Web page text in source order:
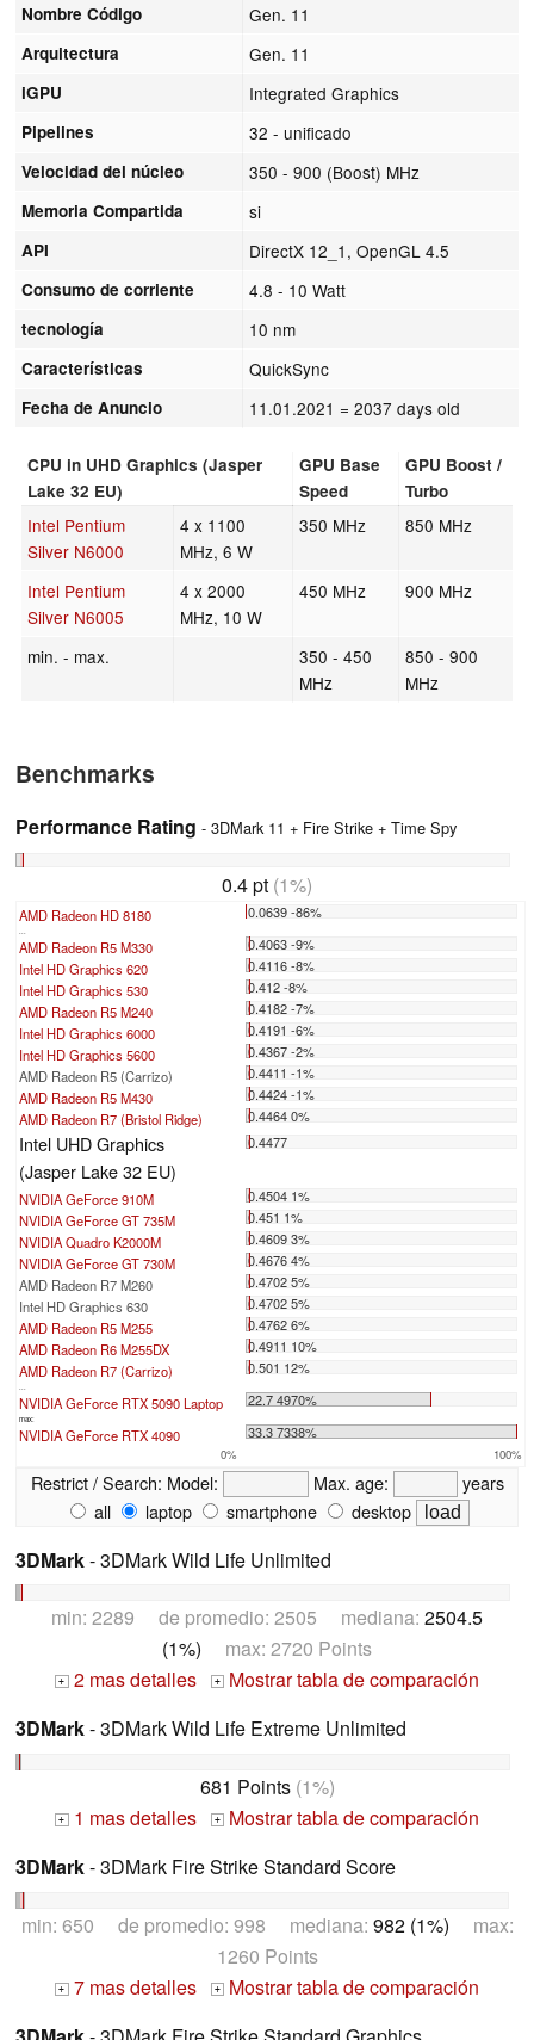
Nombre Código Gen. 11
Arquitectura Gen. 11
iGPU Integrated Graphics
Pipelines 32 - unificado
Velocidad del núcleo 350 - 900 (Boost) MHz
Memoria Compartida si
API DirectX 12_1, OpenGL 4.5
Consumo de corriente 4.8 - 10 Watt
tecnología 10 nm
Características QuickSync
Fecha de Anuncio 11.01.2021 = 2037 days old
CPU in UHD Graphics (Jasper
Lake 32 EU)
GPU Base
Speed
GPU Boost /
Turbo
Intel Pentium
Silver N6000
4 x 1100
MHz, 6 W
350 MHz 850 MHz
Intel Pentium
Silver N6005
4 x 2000
MHz, 10 W
450 MHz 900 MHz
min. - max.
350 - 450
MHz
850 - 900
MHz
Benchmarks
Performance Rating - 3DMark 11 + Fire Strike + Time Spy
0.4 pt (1%)
AMD Radeon HD 8180 0.0639 -86%
AMD Radeon R5 M330
0.4063 -9%
Intel HD Graphics 620
0.4116 -8%
Intel HD Graphics 530
0.412 -8%
AMD Radeon R5 M240
0.4182 -7%
Intel HD Graphics 6000
0.4191 -6%
Intel HD Graphics 5600
0.4367 -2%
AMD Radeon R5 (Carrizo)
0.4411 -1%
AMD Radeon R5 M430
0.4424 -1%
AMD Radeon R7 (Bristol Ridge)
0.4464 0%
Intel UHD Graphics
(Jasper Lake 32 EU)
0.4477
NVIDIA GeForce 910M
0.4504 1%
NVIDIA GeForce GT 735M
0.451 1%
NVIDIA Quadro K2000M
0.4609 3%
NVIDIA GeForce GT 730M
0.4676 4%
AMD Radeon R7 M260
0.4702 5%
Intel HD Graphics 630
0.4702 5%
AMD Radeon R5 M255
0.4762 6%
AMD Radeon R6 M255DX
0.4911 10%
AMD Radeon R7 (Carrizo)
0.501 12%
NVIDIA GeForce RTX 5090 Laptop 22.7 4970%
max:
NVIDIA GeForce RTX 4090 33.3 7338%
0% 100%
Restrict / Search: Model: Max. age:
years
all
laptop smartphone desktop
3DMark- 3DMark Wild Life Unlimited
min: 2289 de promedio: 2505 mediana: 2504.5
(1%) max: 2720 Points
+ 2 mas detalles +
Mostrar tabla de comparación
3DMark- 3DMark Wild Life Extreme Unlimited
681 Points(1%)
+ 1 mas detalles +
Mostrar tabla de comparación
3DMark- 3DMark Fire Strike Standard Score
min: 650 de promedio: 998 mediana: 982 (1%) max:
1260 Points
+ 7 mas detalles +
Mostrar tabla de comparación